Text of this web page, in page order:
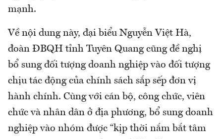
mạnh.
Về nội dung này, đại biểu Nguyễn Việt Hà,
đoàn ĐBQH tỉnh Tuyên Quang cũng đề nghị
bổ sung đối tượng doanh nghiệp vào đối tượng
chịu tác động của chính sách sắp sếp đơn vị
hành chính. Cùng với cán bộ, công chức, viên
chức và nhân dân ở địa phương, bổ sung doanh
nghiệp vào nhóm được “kịp thời nắm bắt tâm